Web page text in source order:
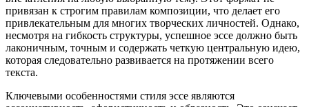
привязан к строгим правилам композиции, что делает его
привлекательным для многих творческих личностей. Однако,
несмотря на гибкость структуры, успешное эссе должно быть
лаконичным, точным и содержать четкую центральную идею,
которая следовательно развивается на протяжении всего
текста.
Ключевыми особенностями стиля эссе являются